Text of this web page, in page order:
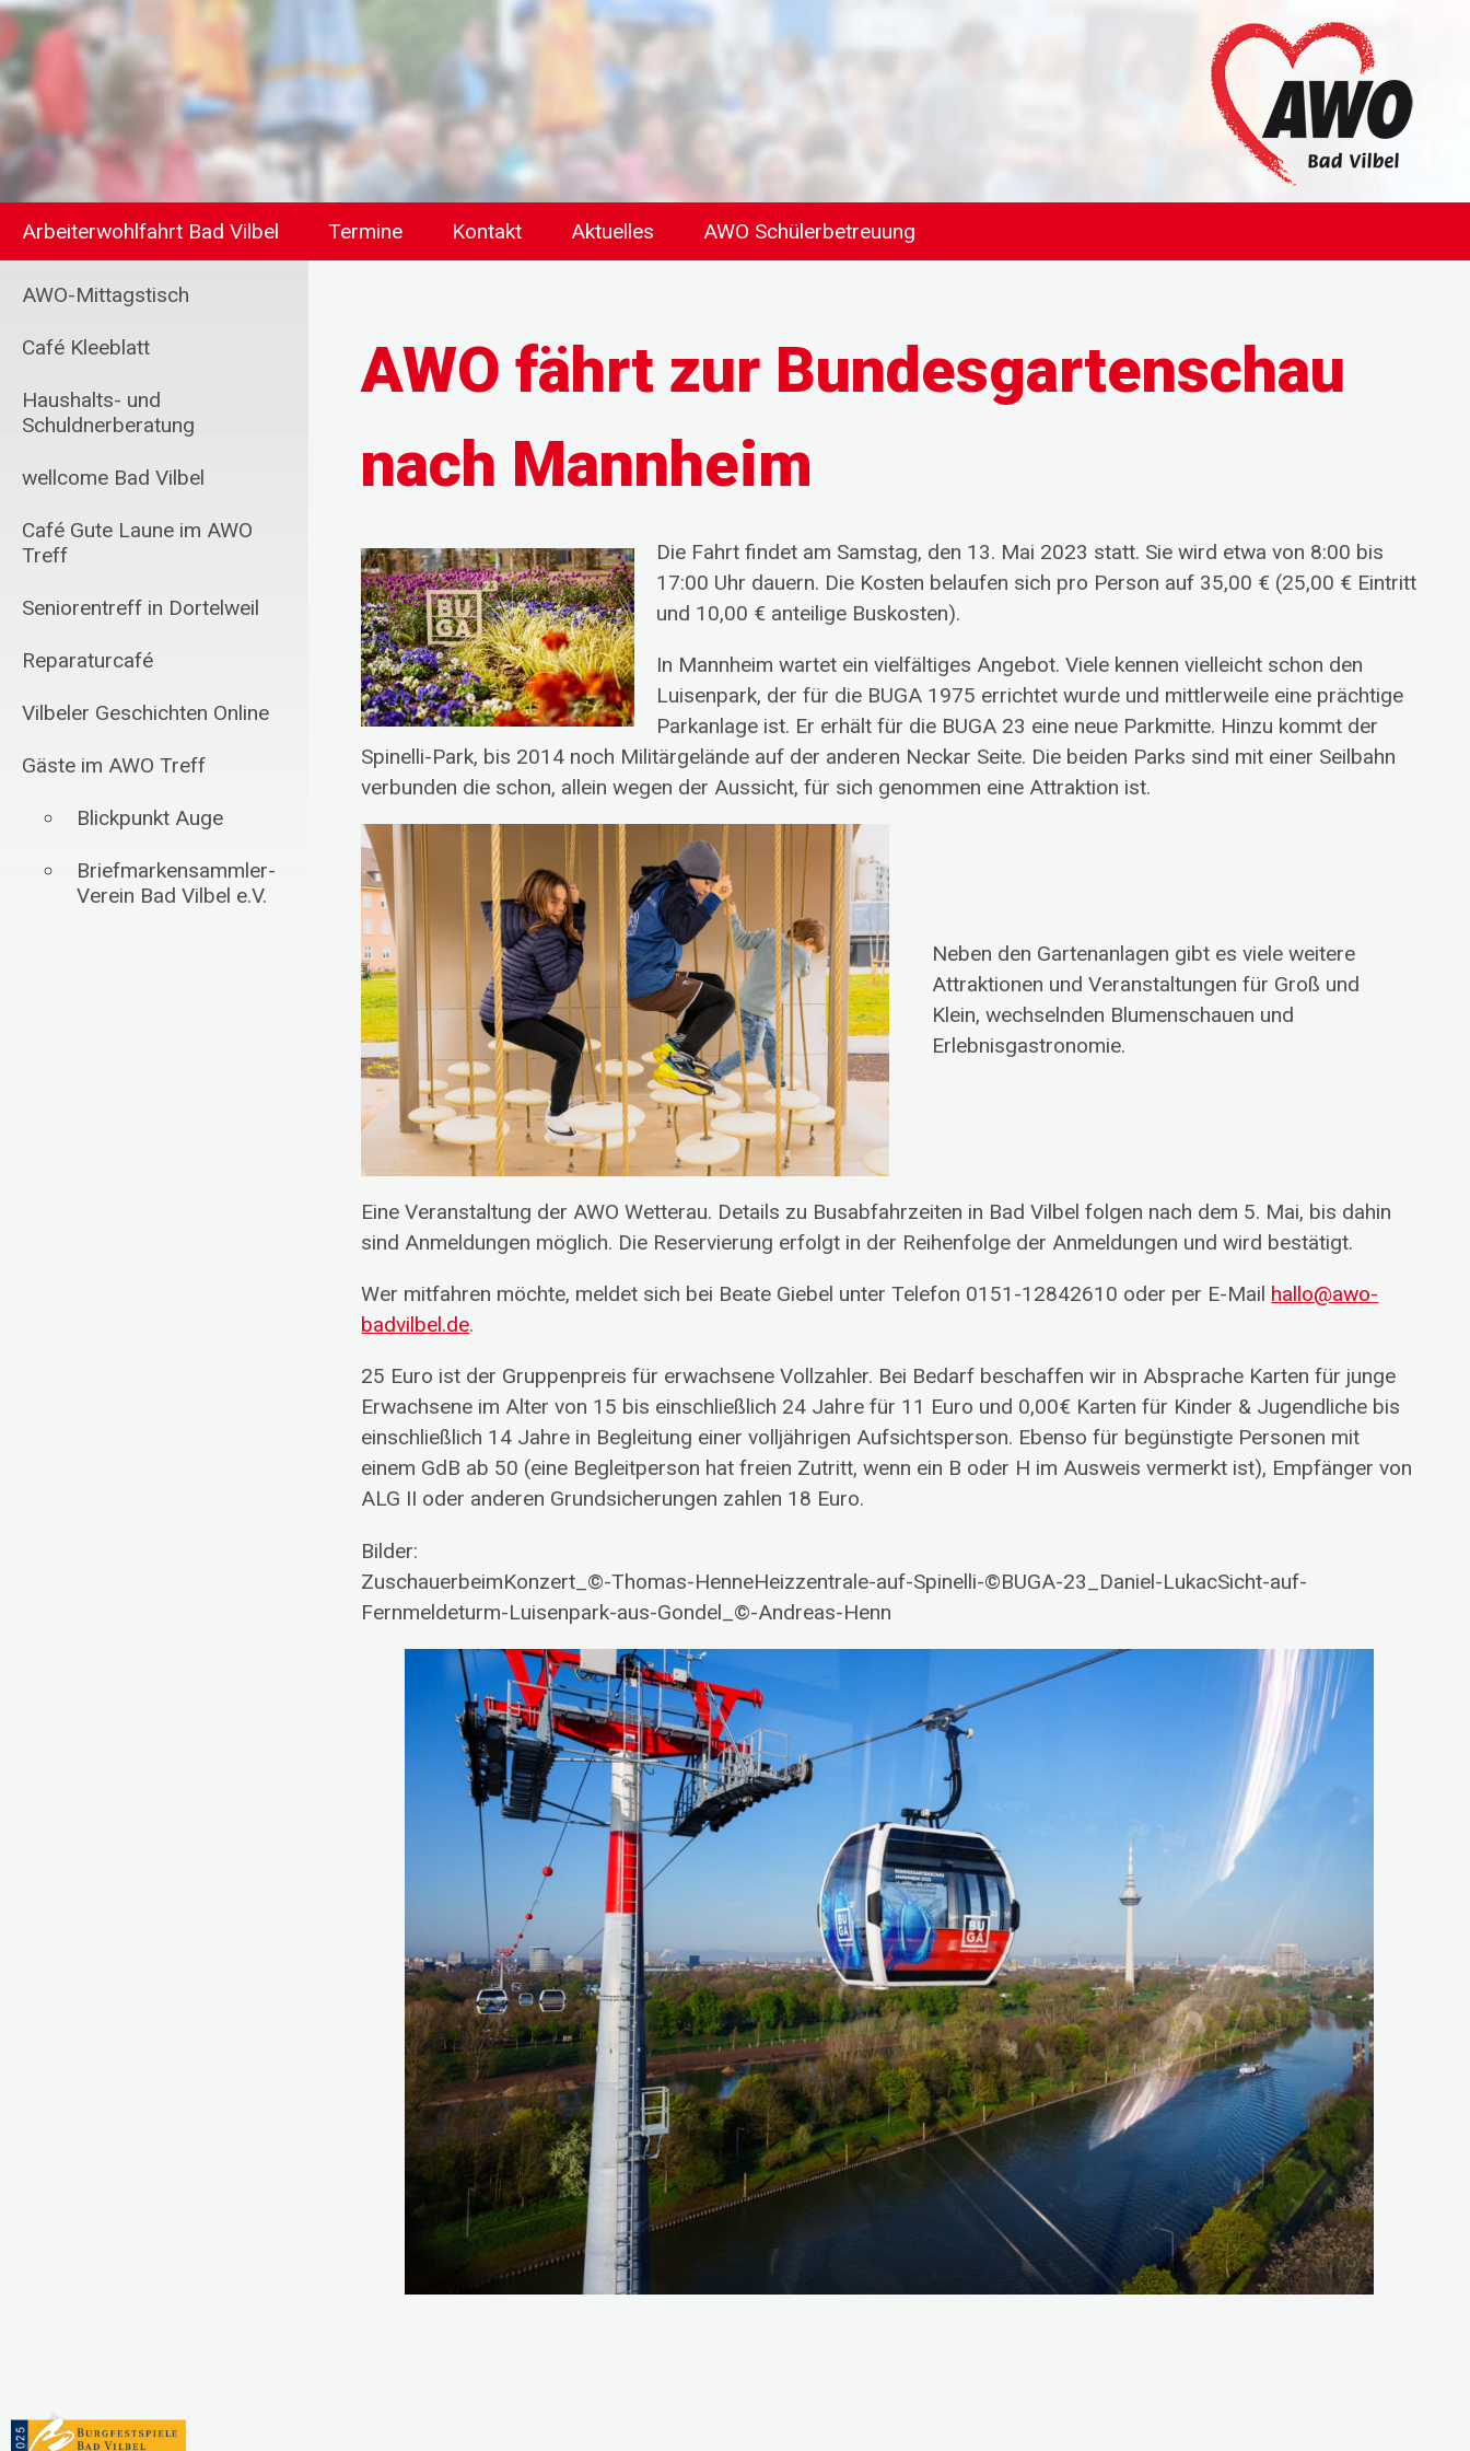
Arbeiterwohlfahrt Bad Vilbel Termine Kontakt Aktuelles AWO Schülerbetreuung
AWO-Mittagstisch
Café Kleeblatt
Haushalts- und
Schuldnerberatung
wellcome Bad Vilbel
Café Gute Laune im AWO
Treff
Seniorentreff in Dortelweil
Reparaturcafé
Vilbeler Geschichten Online
Gäste im AWO Treff
Blickpunkt Auge
Briefmarkensammler-
Verein Bad Vilbel e.V.
AWO fährt zur Bundesgartenschau
nach Mannheim
Die Fahrt findet am Samstag, den 13. Mai 2023 statt. Sie wird etwa von 8:00 bis
17:00 Uhr dauern. Die Kosten belaufen sich pro Person auf 35,00 € (25,00 € Eintritt
und 10,00 € anteilige Buskosten).
In Mannheim wartet ein vielfältiges Angebot. Viele kennen vielleicht schon den
Luisenpark, der für die BUGA 1975 errichtet wurde und mittlerweile eine prächtige
Parkanlage ist. Er erhält für die BUGA 23 eine neue Parkmitte. Hinzu kommt der
Spinelli-Park, bis 2014 noch Militärgelände auf der anderen Neckar Seite. Die beiden Parks sind mit einer Seilbahn
verbunden die schon, allein wegen der Aussicht, für sich genommen eine Attraktion ist.
Neben den Gartenanlagen gibt es viele weitere
Attraktionen und Veranstaltungen für Groß und
Klein, wechselnden Blumenschauen und
Erlebnisgastronomie.
Eine Veranstaltung der AWO Wetterau. Details zu Busabfahrzeiten in Bad Vilbel folgen nach dem 5. Mai, bis dahin
sind Anmeldungen möglich. Die Reservierung erfolgt in der Reihenfolge der Anmeldungen und wird bestätigt.
Wer mitfahren möchte, meldet sich bei Beate Giebel unter Telefon 0151-12842610 oder per E-Mail hallo@awo-
badvilbel.de.
25 Euro ist der Gruppenpreis für erwachsene Vollzahler. Bei Bedarf beschaffen wir in Absprache Karten für junge
Erwachsene im Alter von 15 bis einschließlich 24 Jahre für 11 Euro und 0,00€ Karten für Kinder & Jugendliche bis
einschließlich 14 Jahre in Begleitung einer volljährigen Aufsichtsperson. Ebenso für begünstigte Personen mit
einem GdB ab 50 (eine Begleitperson hat freien Zutritt, wenn ein B oder H im Ausweis vermerkt ist), Empfänger von
ALG II oder anderen Grundsicherungen zahlen 18 Euro.
Bilder:
ZuschauerbeimKonzert_©-Thomas-HenneHeizzentrale-auf-Spinelli-©BUGA-23_Daniel-LukacSicht-auf-
Fernmeldeturm-Luisenpark-aus-Gondel_©-Andreas-Henn